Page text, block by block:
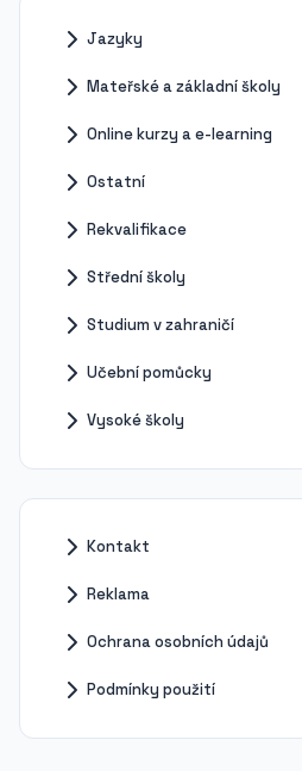
Jazyky
Mateřské a základní školy
Online kurzy a e-learning
Ostatní
Rekvalifikace
Střední školy
Studium v zahraničí
Učební pomůcky
Vysoké školy
Kontakt
Reklama
Ochrana osobních údajů
Podmínky použití